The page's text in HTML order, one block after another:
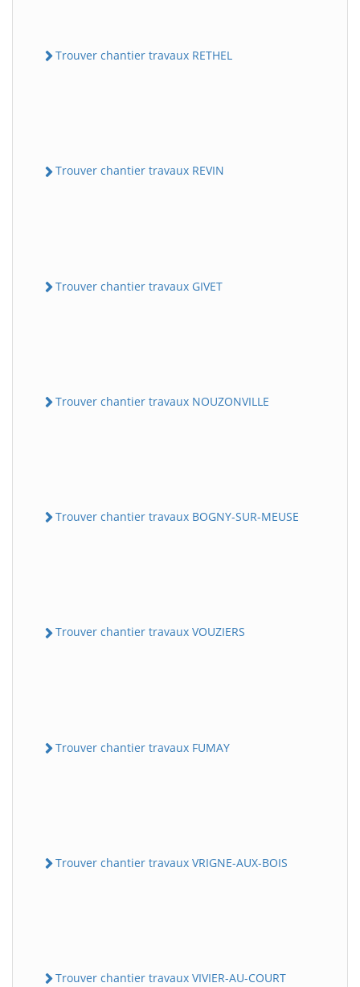
Trouver chantier travaux RETHEL
Trouver chantier travaux REVIN
Trouver chantier travaux GIVET
Trouver chantier travaux NOUZONVILLE
Trouver chantier travaux BOGNY-SUR-MEUSE
Trouver chantier travaux VOUZIERS
Trouver chantier travaux FUMAY
Trouver chantier travaux VRIGNE-AUX-BOIS
Trouver chantier travaux VIVIER-AU-COURT